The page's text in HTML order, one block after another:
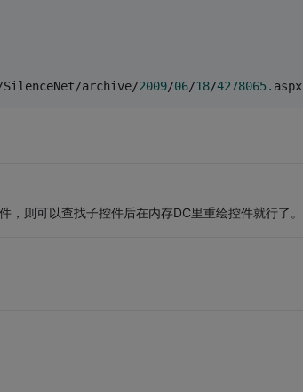
SilenceNet/archive/2009/06/18/4278065. aspx
则可以查找子控件后在内存DC里重绘控件就行了。